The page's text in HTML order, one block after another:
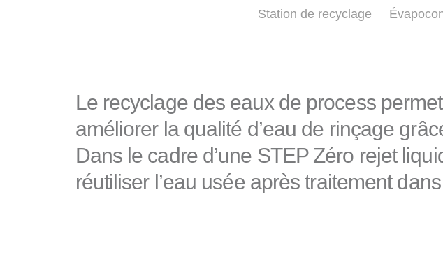
Station de recyclage
Le recyclage des eaux de process
améliorer la qualité d’eau de rinçage
Dans le cadre d’une STEP Zéro rejet
réutiliser l’eau usée après traitement